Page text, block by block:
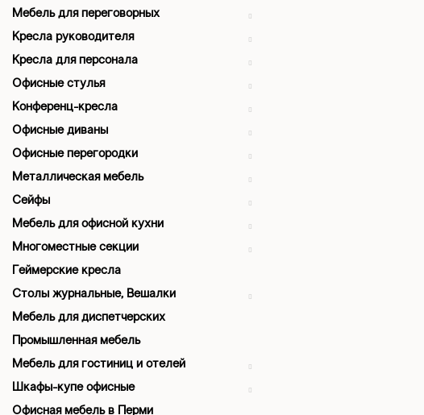
Мебель для переговорных
Кресла руководителя
Кресла для персонала
Офисные стулья
Конференц-кресла
Офисные диваны
Офисные перегородки
Металлическая мебель
Сейфы
Мебель для офисной кухни
Многоместные секции
Геймерские кресла
Столы журнальные, Вешалки
Мебель для диспетчерских
Промышленная мебель
Мебель для гостиниц и отелей
Шкафы-купе офисные
Офисная мебель в Перми